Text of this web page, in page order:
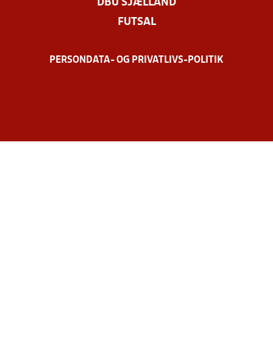
DBU SJÆLLAND
FUTSAL
PERSONDATA- OG PRIVATLIVS-POLITIK